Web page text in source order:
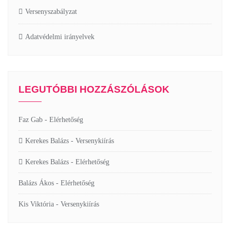
Versenyszabályzat
Adatvédelmi irányelvek
LEGUTÓBBI HOZZÁSZÓLÁSOK
Faz Gab - Elérhetőség
Kerekes Balázs - Versenykiírás
Kerekes Balázs - Elérhetőség
Balázs Ákos - Elérhetőség
Kis Viktória - Versenykiírás